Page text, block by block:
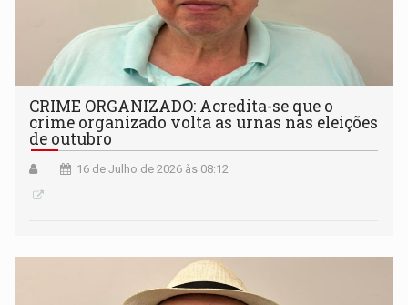
CRIME ORGANIZADO: Acredita-se que o
crime organizado volta as urnas nas eleições
de outubro
16 de Julho de 2026 às 08:12